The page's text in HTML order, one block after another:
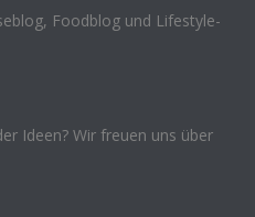
Foodblog und Lifestyle-
Ideen? Wir freuen uns über